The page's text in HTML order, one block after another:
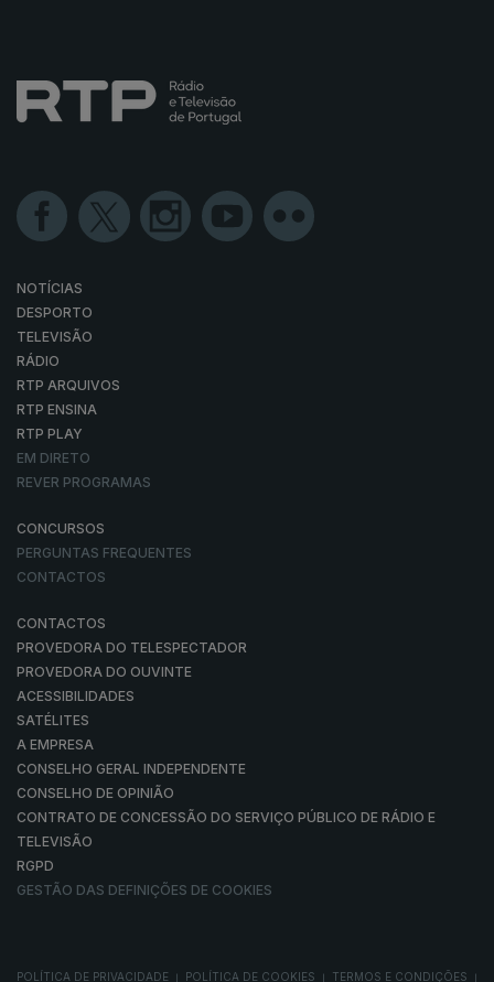
NOTÍCIAS
DESPORTO
TELEVISÃO
RÁDIO
RTP ARQUIVOS
RTP ENSINA
RTP PLAY
EM DIRETO
REVER PROGRAMAS
CONCURSOS
PERGUNTAS FREQUENTES
CONTACTOS
CONTACTOS
PROVEDORA DO TELESPECTADOR
PROVEDORA DO OUVINTE
ACESSIBILIDADES
SATÉLITES
A EMPRESA
CONSELHO GERAL INDEPENDENTE
CONSELHO DE OPINIÃO
CONTRATO DE CONCESSÃO DO SERVIÇO PÚBLICO DE RÁDIO E
TELEVISÃO
RGPD
GESTÃO DAS DEFINIÇÕES DE COOKIES
POLÍTICA DE PRIVACIDADE POLÍTICA DE COOKIES TERMOS E CONDIÇÕES